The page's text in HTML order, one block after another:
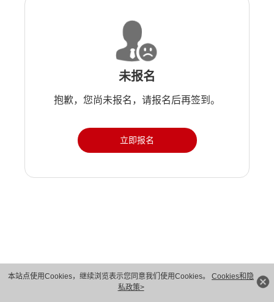
本站点使用Cookies，继续浏览表示您同意我们使用Cookies。 Cookies和隐
私政策>
未报名
抱歉，您尚未报名，请报名后再签到。
立即报名
版权所有 © 华为技术有限公司 1998-2026。 保留一切权利。粤A2-20044005号
隐私保护
法律声明